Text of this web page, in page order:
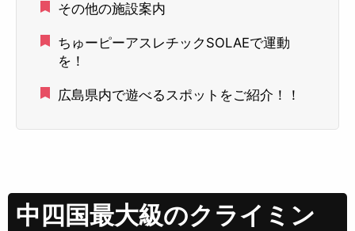
その他の施設案内
ちゅーピーアスレチックSOLAEで運動
を！
広島県内で遊べるスポットをご紹介！！
中四国最大級のクライミン